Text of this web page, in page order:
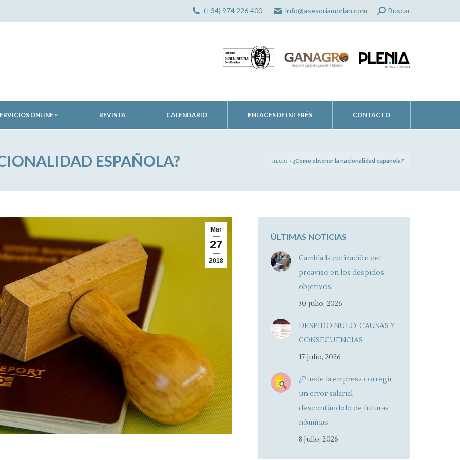
(+34) 974 226 400 info@asesoriamorlan.com Search:
Buscar
ONLINE REVISTA CALENDARIO ENLACES DE INTERÉS CONTACTO
ESPAÑOLA? Inicio » ¿Cómo obtener la nacionalidad española?
Mar
27
2018
ÚLTIMAS NOTICIAS
Cambia la cotización del
preaviso en los despidos
objetivos
30 julio, 2026
DESPIDO NULO: CAUSAS Y
CONSECUENCIAS
17 julio, 2026
¿Puede la empresa corregir
un error salarial
descontándolo de futuras
nóminas
8 julio, 2026